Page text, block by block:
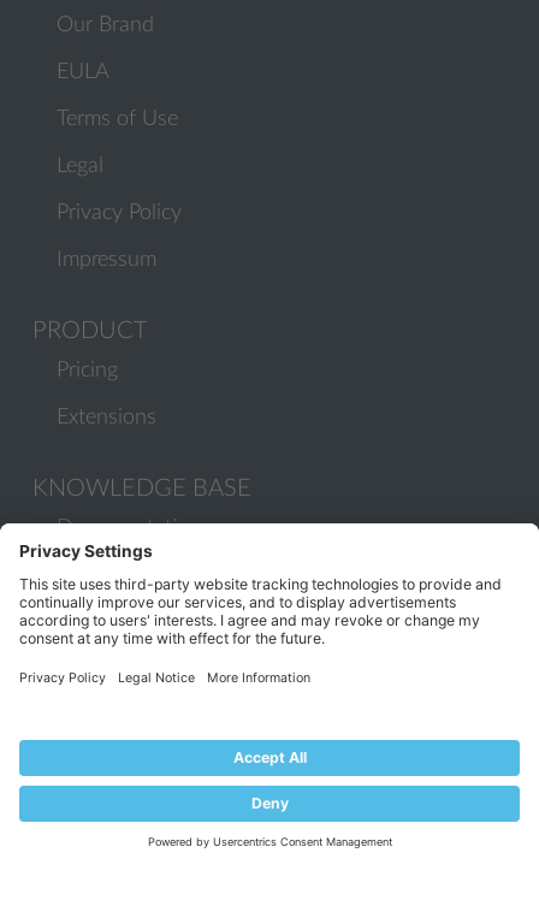
Our Brand
EULA
Terms of Use
Legal
Privacy Policy
Impressum
PRODUCT
Pricing
Extensions
KNOWLEDGE BASE
Documentation
Help Center
Migrate to Plesk
Contact Us
PROGRAMS
Contributor Program